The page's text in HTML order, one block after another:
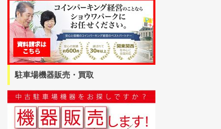
駐車場機器販売・買取